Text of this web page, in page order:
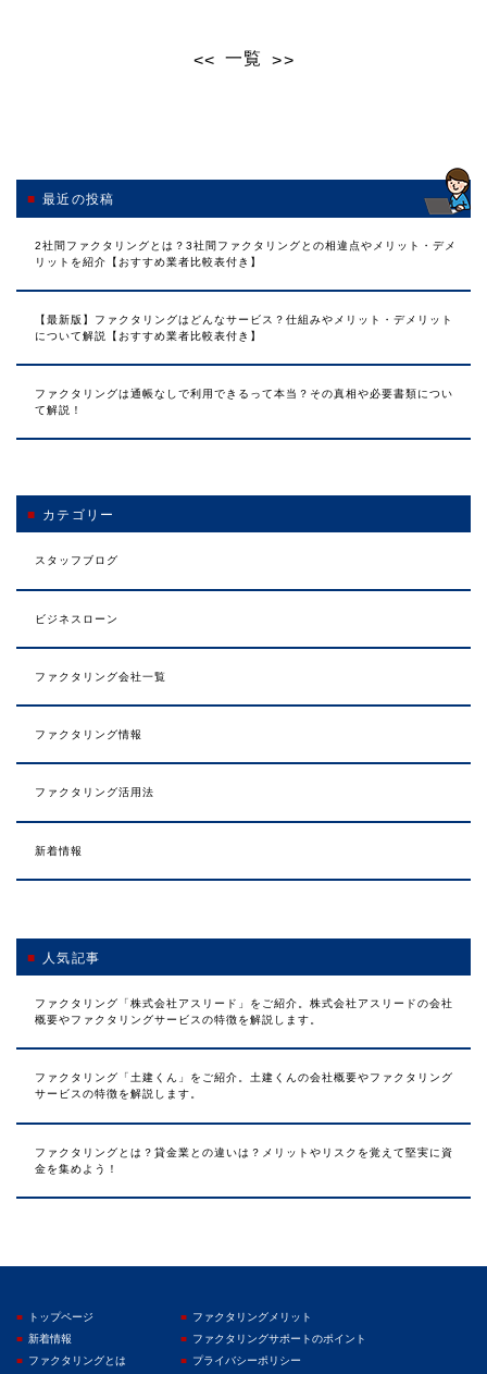
<< 一覧 >>
最近の投稿
2社間ファクタリングとは？3社間ファクタリングとの相違点やメリット・デメ
リットを紹介【おすすめ業者比較表付き】
【最新版】ファクタリングはどんなサービス？仕組みやメリット・デメリット
について解説【おすすめ業者比較表付き】
ファクタリングは通帳なしで利用できるって本当？その真相や必要書類につい
て解説！
カテゴリー
スタッフブログ
ビジネスローン
ファクタリング会社一覧
ファクタリング情報
ファクタリング活用法
新着情報
人気記事
ファクタリング「株式会社アスリード」をご紹介。株式会社アスリードの会社
概要やファクタリングサービスの特徴を解説します。
ファクタリング「土建くん」をご紹介。土建くんの会社概要やファクタリング
サービスの特徴を解説します。
ファクタリングとは？貸金業との違いは？メリットやリスクを覚えて堅実に資
金を集めよう！
トップページ
新着情報
ファクタリングとは
ファクタリングメリット
ファクタリングサポートのポイント
プライバシーポリシー